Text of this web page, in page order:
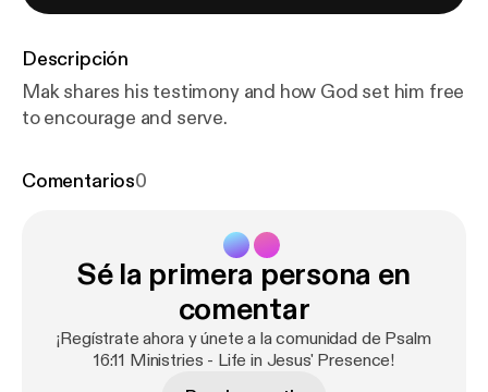
Descripción
Mak shares his testimony and how God set him free
to encourage and serve.
Comentarios0
Sé la primera persona en
comentar
¡Regístrate ahora y únete a la comunidad de Psalm
16:11 Ministries - Life in Jesus' Presence!